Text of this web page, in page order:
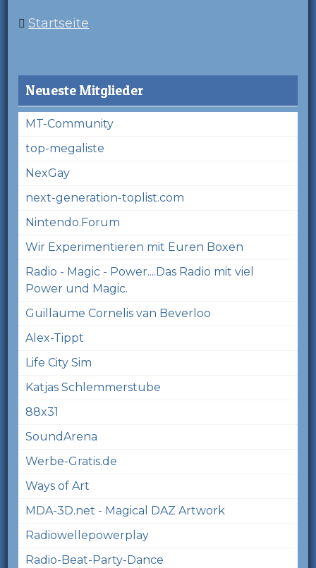
Startseite
Neueste Mitglieder
MT-Community
top-megaliste
NexGay
next-generation-toplist.com
Nintendo.Forum
Wir Experimentieren mit Euren Boxen
Radio - Magic - Power....Das Radio mit viel
Power und Magic.
Guillaume Cornelis van Beverloo
Alex-Tippt
Life City Sim
Katjas Schlemmerstube
88x31
SoundArena
Werbe-Gratis.de
Ways of Art
MDA-3D.net - Magical DAZ Artwork
Radiowellepowerplay
Radio-Beat-Party-Dance